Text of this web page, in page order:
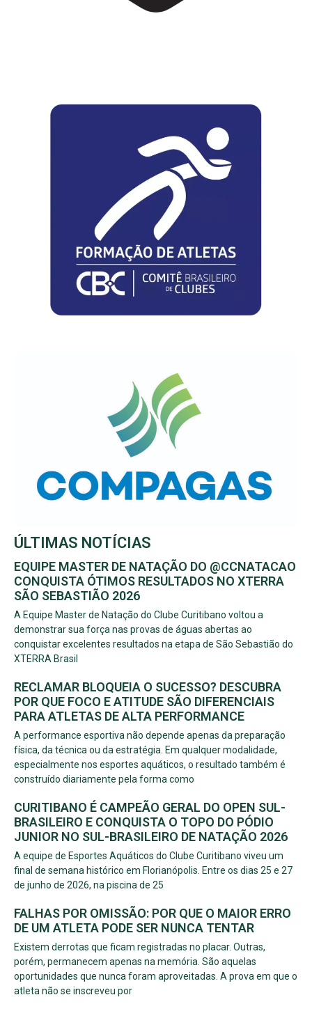
ÚLTIMAS NOTÍCIAS
EQUIPE MASTER DE NATAÇÃO DO @CCNATACAO
CONQUISTA ÓTIMOS RESULTADOS NO XTERRA
SÃO SEBASTIÃO 2026
A Equipe Master de Natação do Clube Curitibano voltou a
demonstrar sua força nas provas de águas abertas ao
conquistar excelentes resultados na etapa de São Sebastião do
XTERRA Brasil
RECLAMAR BLOQUEIA O SUCESSO? DESCUBRA
POR QUE FOCO E ATITUDE SÃO DIFERENCIAIS
PARA ATLETAS DE ALTA PERFORMANCE
A performance esportiva não depende apenas da preparação
física, da técnica ou da estratégia. Em qualquer modalidade,
especialmente nos esportes aquáticos, o resultado também é
construído diariamente pela forma como
CURITIBANO É CAMPEÃO GERAL DO OPEN SUL-
BRASILEIRO E CONQUISTA O TOPO DO PÓDIO
JUNIOR NO SUL-BRASILEIRO DE NATAÇÃO 2026
A equipe de Esportes Aquáticos do Clube Curitibano viveu um
final de semana histórico em Florianópolis. Entre os dias 25 e 27
de junho de 2026, na piscina de 25
FALHAS POR OMISSÃO: POR QUE O MAIOR ERRO
DE UM ATLETA PODE SER NUNCA TENTAR
Existem derrotas que ficam registradas no placar. Outras,
porém, permanecem apenas na memória. São aquelas
oportunidades que nunca foram aproveitadas. A prova em que o
atleta não se inscreveu por